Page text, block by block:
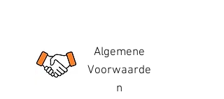
Algemene
Voorwaarde
n